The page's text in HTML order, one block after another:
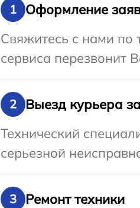
1
Оформление
Свяжитесь с нами по
сервиса перезвонит
2
Выезд курьера
Технический
серьезной
3
Ремонт техники